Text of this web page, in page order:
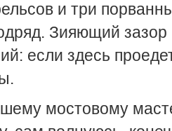
и три
Зияющий зазор
если здесь
мостовому